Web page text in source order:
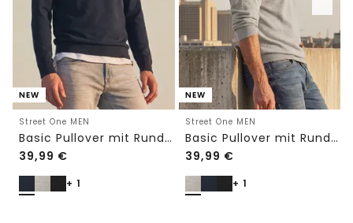
NEW
Street One MEN
Basic Pullover mit Rundhals in Unifarbe
39,99 €
+ 1
NEW
Street One MEN
Basic Pullover mit Rundhals in Unifarbe
39,99 €
+ 1